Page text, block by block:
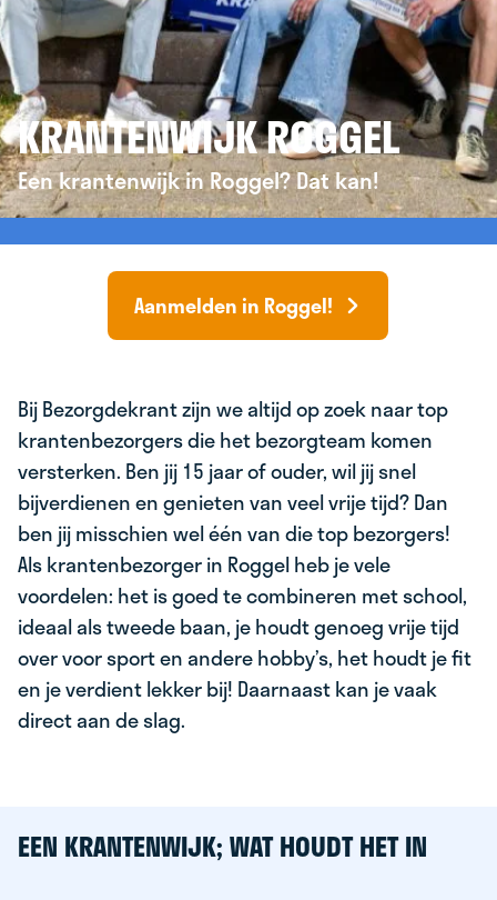
KRANTENWIJK ROGGEL
Een krantenwijk in Roggel? Dat kan!
Aanmelden in Roggel!
Bij Bezorgdekrant zijn we altijd op zoek naar top
krantenbezorgers die het bezorgteam komen
versterken. Ben jij 15 jaar of ouder, wil jij snel
bijverdienen en genieten van veel vrije tijd? Dan
ben jij misschien wel één van die top bezorgers!
Als krantenbezorger in Roggel heb je vele
voordelen: het is goed te combineren met school,
ideaal als tweede baan, je houdt genoeg vrije tijd
over voor sport en andere hobby’s, het houdt je fit
en je verdient lekker bij! Daarnaast kan je vaak
direct aan de slag.
EEN KRANTENWIJK; WAT HOUDT HET IN